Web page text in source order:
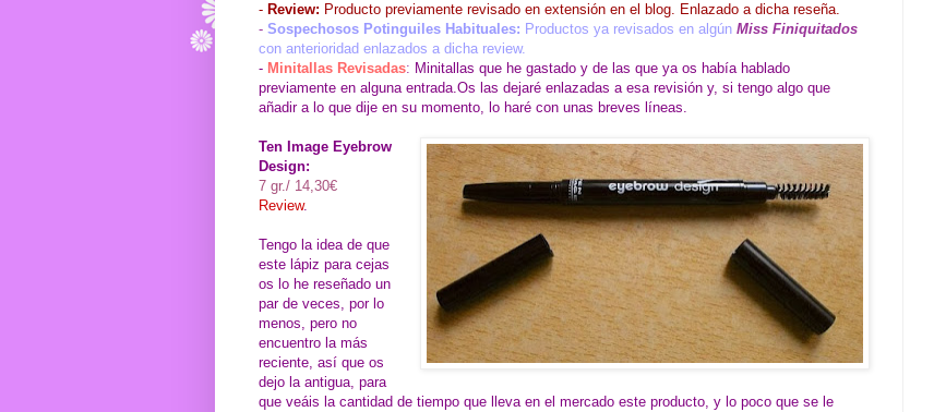
- Review: Producto previamente revisado en extensión en el blog. Enlazado a dicha reseña.
- Sospechosos Potinguiles Habituales: Productos ya revisados en algún Miss Finiquitados
con anterioridad enlazados a dicha review.
- Minitallas Revisadas: Minitallas que he gastado y de las que ya os había hablado
previamente en alguna entrada.Os las dejaré enlazadas a esa revisión y, si tengo algo que
añadir a lo que dije en su momento, lo haré con unas breves líneas.
Ten Image Eyebrow
Design:
7 gr./ 14,30€
Review.
Tengo la idea de que
este lápiz para cejas
os lo he reseñado un
par de veces, por lo
menos, pero no
encuentro la más
reciente, así que os
dejo la antigua, para
que veáis la cantidad de tiempo que lleva en el mercado este producto, y lo poco que se le